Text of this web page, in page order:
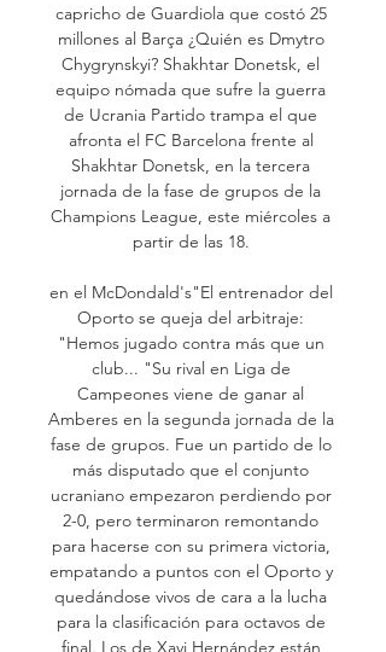
capricho de Guardiola que costó 25
millones al Barça ¿Quién es Dmytro
Chygrynskyi? Shakhtar Donetsk, el
equipo nómada que sufre la guerra
de Ucrania Partido trampa el que
afronta el FC Barcelona frente al
Shakhtar Donetsk, en la tercera
jornada de la fase de grupos de la
Champions League, este miércoles a
partir de las 18.
en el McDondald's"El entrenador del
Oporto se queja del arbitraje:
"Hemos jugado contra más que un
club... "Su rival en Liga de
Campeones viene de ganar al
Amberes en la segunda jornada de la
fase de grupos. Fue un partido de lo
más disputado que el conjunto
ucraniano empezaron perdiendo por
2-0, pero terminaron remontando
para hacerse con su primera victoria,
empatando a puntos con el Oporto y
quedándose vivos de cara a la lucha
para la clasificación para octavos de
final. Los de Xavi Hernández están